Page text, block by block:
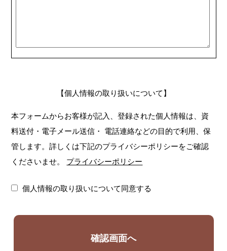
【個人情報の取り扱いについて】
本フォームからお客様が記入、登録された個人情報は、資
料送付・電子メール送信・ 電話連絡などの目的で利用、保
管します。詳しくは下記のプライバシーポリシーをご確認
くださいませ。
プライバシーポリシー
個人情報の取り扱いについて同意する